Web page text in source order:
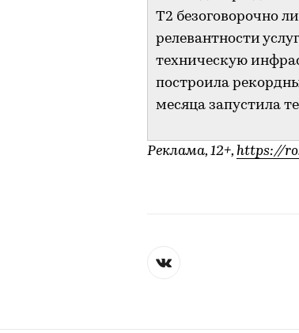
T2 безоговорочно
релевантности
техническую
построила
месяца запустила
Реклама, 12+, https://